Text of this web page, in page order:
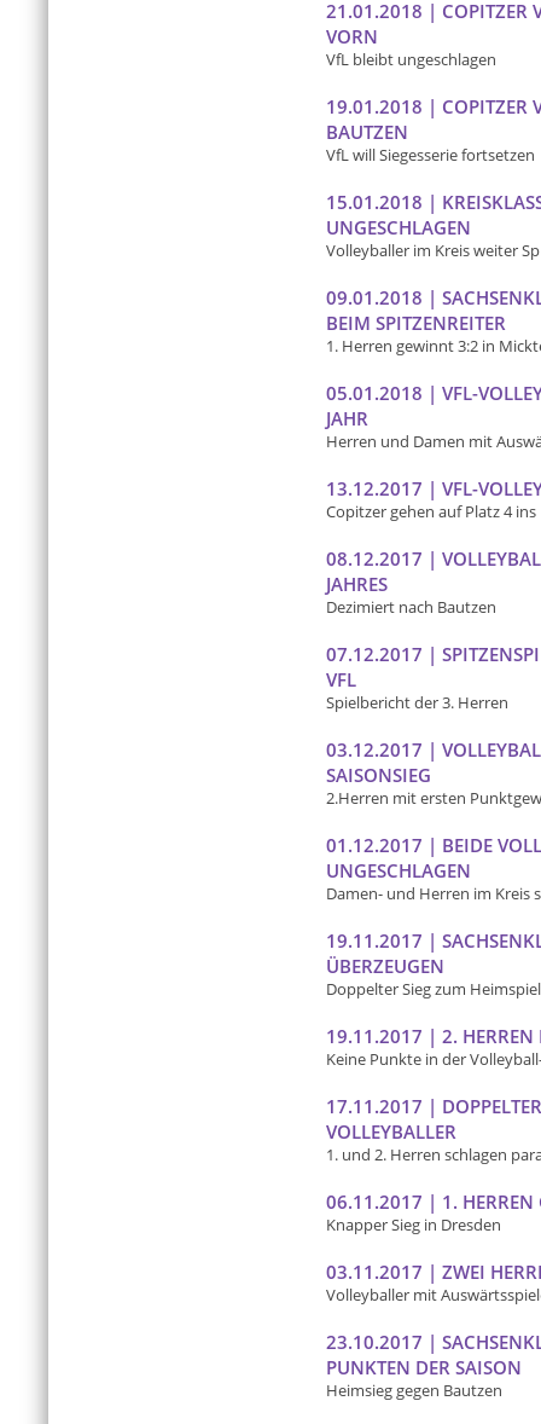
21.01.2018 | COPITZER
VORN
VfL bleibt ungeschlagen
19.01.2018 | COPITZER
BAUTZEN
VfL will Siegesserie fortsetzen
15.01.2018 |
UNGESCHLAGEN
Volleyballer im Kreis weiter
09.01.2018 |
BEIM SPITZENREITER
1. Herren gewinnt 3:2 in
05.01.2018 | VFL-
JAHR
Herren und Damen mit
13.12.2017 | VFL-
Copitzer gehen auf Platz 4 ins
08.12.2017 |
JAHRES
Dezimiert nach Bautzen
07.12.2017 |
VFL
Spielbericht der 3. Herren
03.12.2017 |
SAISONSIEG
2.Herren mit ersten
01.12.2017 | BEIDE
UNGESCHLAGEN
Damen- und Herren im Kreis
19.11.2017 |
ÜBERZEUGEN
Doppelter Sieg zum
19.11.2017 | 2. HERREN
Keine Punkte in der
17.11.2017 |
VOLLEYBALLER
1. und 2. Herren schlagen
06.11.2017 | 1. HERREN
Knapper Sieg in Dresden
03.11.2017 | ZWEI
Volleyballer mit
23.10.2017 |
PUNKTEN DER SAISON
Heimsieg gegen Bautzen